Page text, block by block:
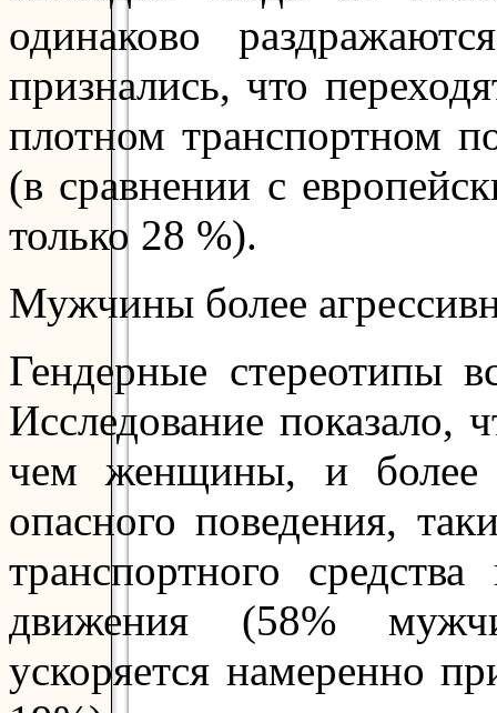
одинаково
признались, что
плотном транспортном
(в сравнении с
только 28 %).
Мужчины более
Гендерные стереотипы
Исследование показало,
чем женщины, и более
опасного поведения,
транспортного
движения (58%
ускоряется намеренно